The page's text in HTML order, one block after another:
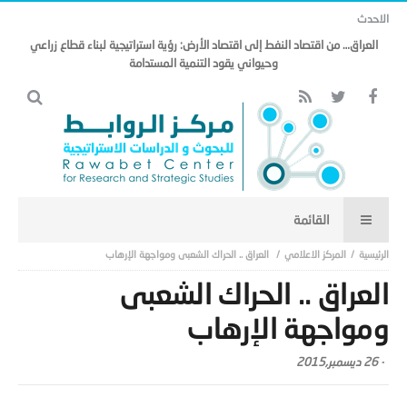
الاحدث
العراق… من اقتصاد النفط إلى اقتصاد الأرض: رؤية استراتيجية لبناء قطاع زراعي
وحيواني يقود التنمية المستدامة
المركز الاعلامي العراق .. الحراك الشعبى ومواجهة الإرهاب
العراق .. الحراك الشعبى
ومواجهة الإرهاب
-26 ديسمبر,2015